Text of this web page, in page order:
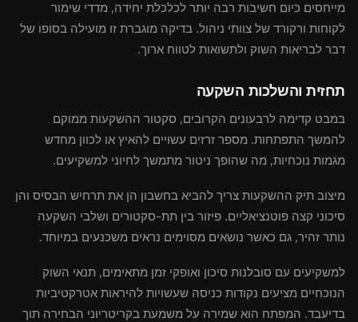
מייחסים כיום חשיבות רבה יותר לכלכלת יחידה, מדדי שימור
לקוחות ורקורד של צוותי ניהול. בדיקה מוגברת זו מועילה בסופו של
דבר לבריאות השוק ולתשואות לטווח ארוך.
תחזית והשלכות השקעה
במבט קדימה לרבעונים הקרובים, סקטור ההשקעות ממוקם
להמשך התפתחות. מספר זרזים עשויים להאיץ או לכוון מחדש
מגמות נוכחיות, מה שהופך ניטור מתמשך לחיוני למשקיעים.
מיצוב תיק ההשקעות צריך להביא בחשבון הן את תרחיש הבסיס והן
סיכוני קצה פוטנציאליים. פיזור בין תת-סקטורים ושלבי השקעה
נותר זהיר, גם כאשר נושאים מסוימים נראים משכנעים במיוחד.
למשקיעים עם סובלנות סיכון ואופקי זמן מתאימים, תנאי השוק
הנוכחיים מציעים נקודות כניסה שעשויות להיראות אטרקטיביות
בדיעבד. המפתח הוא שמירה על משמעת בקריטריוני הבחירה תוך